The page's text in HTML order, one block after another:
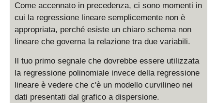
=
0.
6
4
Come accennato in precedenza, ci sono momenti in
cui la regressione lineare semplicemente non è
appropriata, perché esiste un chiaro schema non
lineare che governa la relazione tra due variabili.
Il tuo primo segnale che dovrebbe essere utilizzata
la regressione polinomiale invece della regressione
lineare è vedere che c'è un modello curvilineo nei
dati presentati dal grafico a dispersione.